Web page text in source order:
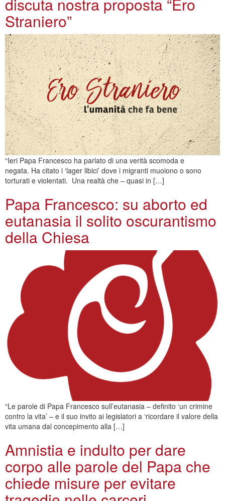
discuta nostra proposta “Ero
Straniero”
“Ieri Papa Francesco ha parlato di una verità scomoda e
negata. Ha citato i ‘lager libici’ dove i migranti muoiono o sono
torturati e violentati. Una realtà che – quasi in […]
Papa Francesco: su aborto ed
eutanasia il solito oscurantismo
della Chiesa
“Le parole di Papa Francesco sull’eutanasia – definito ‘un crimine
contro la vita’ – e il suo invito ai legislatori a ‘ricordare il valore della
vita umana dal concepimento alla […]
Amnistia e indulto per dare
corpo alle parole del Papa che
chiede misure per evitare